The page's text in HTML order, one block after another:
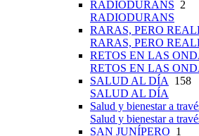
RADIODURANS 2
RADIODURANS
RARAS, PERO
RARAS, PERO
RETOS EN LAS
RETOS EN LAS
SALUD AL DÍA
158
SALUD AL DÍA
Salud y bienestar a
Salud y bienestar a
SAN JUNÍPERO 1